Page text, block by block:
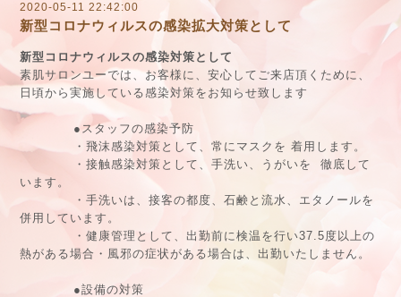
2020-05-11 22:42:00
新型コロナウィルスの感染拡大対策として
新型コロナウィルスの感染対策として
素肌サロンユーでは、お客様に、安心してご来店頂くために、
日頃から実施している感染対策をお知らせ致します
●スタッフの感染予防
・飛沫感染対策として、常にマスクを 着用します。
・接触感染対策として、手洗い、うがいを 徹底して
います。
・手洗いは、接客の都度、石鹸と流水、エタノールを
併用しています。
・健康管理として、出勤前に検温を行い37.5度以上の
熱がある場合・風邪の症状がある場合は、出勤いたしません。
●設備の対策